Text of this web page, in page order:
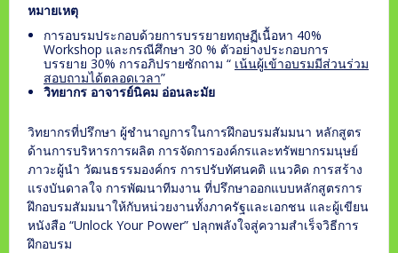
หมายเหตุ
การอบรมประกอบด้วยการบรรยายทฤษฏีเนื้อหา 40%
Workshop และกรณีศึกษา 30 % ตัวอย่างประกอบการ
บรรยาย 30% การอภิปรายซักถาม “ เน้นผู้เข้าอบรมมีส่วนร่วม
สอบถามได้ตลอดเวลา”
วิทยากร อาจารย์นิคม อ่อนละมัย
วิทยากรที่ปรึกษา ผู้ชำนาญการในการฝึกอบรมสัมมนา หลักสูตร
ด้านการบริหารการผลิต การจัดการองค์กรและทรัพยากรมนุษย์
ภาวะผู้นำ วัฒนธรรมองค์กร การปรับทัศนคติ แนวคิด การสร้าง
แรงบันดาลใจ การพัฒนาทีมงาน ที่ปรึกษาออกแบบหลักสูตรการ
ฝึกอบรมสัมมนาให้กับหน่วยงานทั้งภาครัฐและเอกชน และผู้เขียน
หนังสือ “Unlock Your Power” ปลุกพลังใจสู่ความสำเร็จวิธีการ
ฝึกอบรม